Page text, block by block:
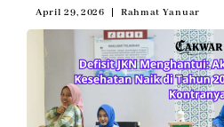
April 29, 2026 Rahmat Yanuar